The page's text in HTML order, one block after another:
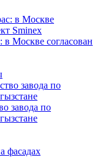
в Москве согласован
завода по